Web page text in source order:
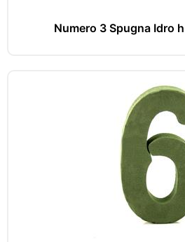
Numero 3 Spugna Idro